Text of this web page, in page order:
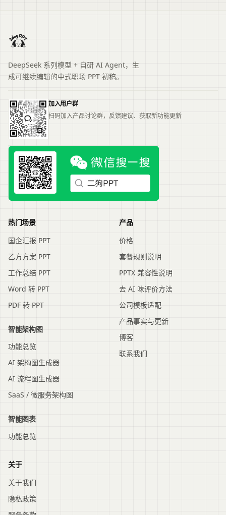
DeepSeek 系列模型 + 自研 AI Agent，生
成可继续编辑的中式职场 PPT 初稿。
加入用户群
扫码加入产品讨论群，反馈建议、获取新功能更新
热门场景
国企汇报 PPT
乙方方案 PPT
工作总结 PPT
Word 转 PPT
PDF 转 PPT
智能架构图
功能总览
AI 架构图生成器
AI 流程图生成器
SaaS / 微服务架构图
智能图表
功能总览
产品
价格
套餐规则说明
PPTX 兼容性说明
去 AI 味评价方法
公司模板适配
产品事实与更新
博客
联系我们
关于
关于我们
隐私政策